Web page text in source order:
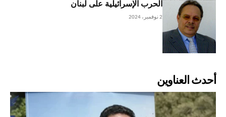
الحرب الإسرائيلية على لبنان
2 نوفمبر، 2024
أحدث العناوين